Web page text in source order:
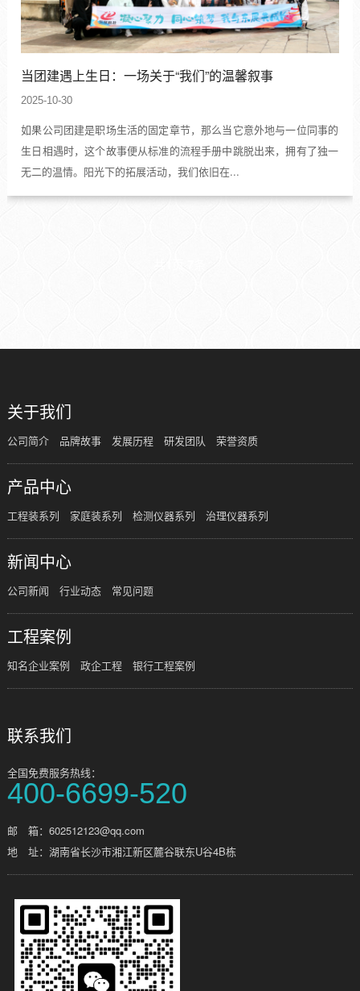
当团建遇上生日：一场关于“我们”的温馨叙事
2025-10-30
如果公司团建是职场生活的固定章节，那么当它意外地与一位同事的
生日相遇时，这个故事便从标准的流程手册中跳脱出来，拥有了独一
无二的温情。阳光下的拓展活动，我们依旧在...
关于我们
公司简介 品牌故事 发展历程 研发团队 荣誉资质
产品中心
工程装系列 家庭装系列 检测仪器系列 治理仪器系列
新闻中心
公司新闻 行业动态 常见问题
工程案例
知名企业案例 政企工程 银行工程案例
联系我们
全国免费服务热线：
400-6699-520
邮 箱：602512123@qq.com
地 址：湖南省长沙市湘江新区麓谷联东U谷4B栋